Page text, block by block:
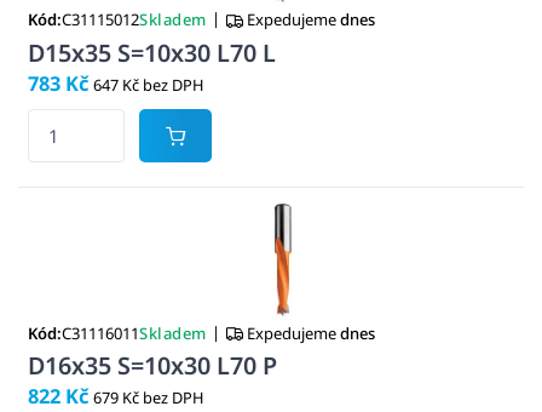
Kód:C31115012Skladem | Expedujemednes
D15x35 S=10x30 L70 L
783 Kč 647 Kč bez DPH
Kód:C31116011Skladem | Expedujemednes
D16x35 S=10x30 L70 P
822 Kč 679 Kč bez DPH